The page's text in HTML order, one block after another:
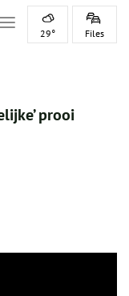
Toggle navigation
29° Files
prooi